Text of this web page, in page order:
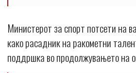
Министерот за спорт потсети на
како расадник на ракометни
поддршка во продолжувањето на